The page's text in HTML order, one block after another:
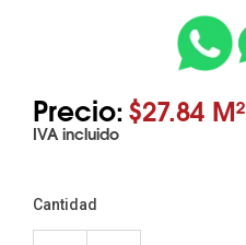
Precio:$27.84 M²
IVA incluido
Cantidad